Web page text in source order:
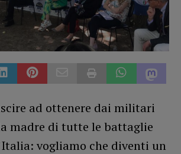
ad ottenere dai militari
madre di tutte le battaglie
vogliamo che diventi un